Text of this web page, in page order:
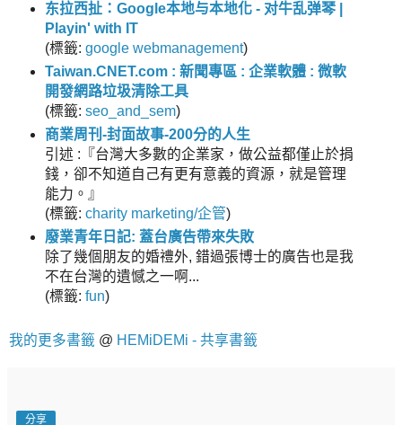
东拉西扯：Google本地与本地化 - 对牛乱弹琴 |
Playin' with IT
(標籤: google webmanagement)
Taiwan.CNET.com : 新聞專區 : 企業軟體 : 微軟
開發網路垃圾清除工具
(標籤: seo_and_sem)
商業周刊-封面故事-200分的人生
引述 :『台灣大多數的企業家，做公益都僅止於捐
錢，卻不知道自己有更有意義的資源，就是管理
能力。』
(標籤: charity marketing/企管)
廢業青年日記: 蓋台廣告帶來失敗
除了幾個朋友的婚禮外, 錯過張博士的廣告也是我
不在台灣的遺憾之一啊...
(標籤: fun)
我的更多書籤 @ HEMiDEMi - 共享書籤
分享